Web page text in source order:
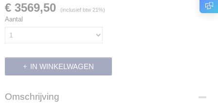
€ 3569,50 (inclusief btw 21%)
Aantal
IN WINKELWAGEN
Omschrijving